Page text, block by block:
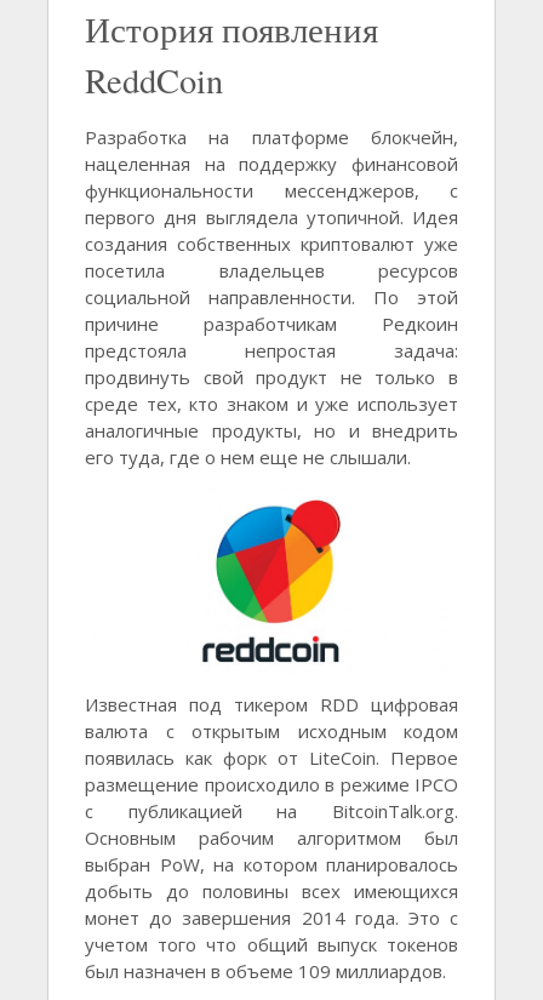
История появления
ReddCoin
Разработка на платформе блокчейн,
нацеленная на поддержку финансовой
функциональности мессенджеров, с
первого дня выглядела утопичной. Идея
создания собственных криптовалют уже
посетила владельцев ресурсов
социальной направленности. По этой
причине разработчикам Редкоин
предстояла непростая задача:
продвинуть свой продукт не только в
среде тех, кто знаком и уже использует
аналогичные продукты, но и внедрить
его туда, где о нем еще не слышали.
Известная под тикером RDD цифровая
валюта с открытым исходным кодом
появилась как форк от LiteCoin. Первое
размещение происходило в режиме IPCO
с публикацией на BitcoinTalk.org.
Основным рабочим алгоритмом был
выбран PoW, на котором планировалось
добыть до половины всех имеющихся
монет до завершения 2014 года. Это с
учетом того что общий выпуск токенов
был назначен в объеме 109 миллиардов.